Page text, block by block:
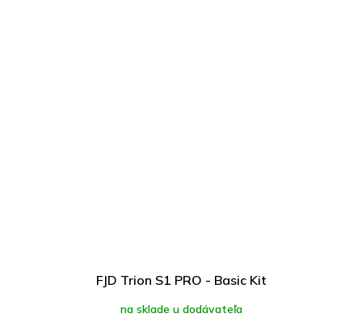
FJD Trion S1 PRO - Basic Kit
na sklade u dodávateľa